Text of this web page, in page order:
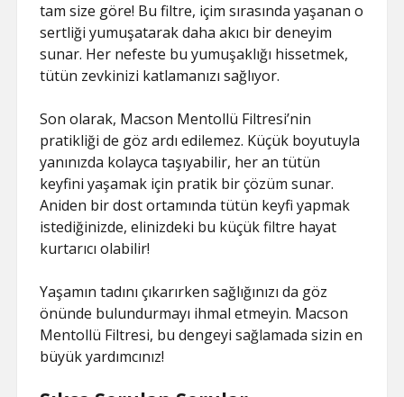
tam size göre! Bu filtre, içim sırasında yaşanan o
sertliği yumuşatarak daha akıcı bir deneyim
sunar. Her nefeste bu yumuşaklığı hissetmek,
tütün zevkinizi katlamanızı sağlıyor.
Son olarak, Macson Mentollü Filtresi’nin
pratikliği de göz ardı edilemez. Küçük boyutuyla
yanınızda kolayca taşıyabilir, her an tütün
keyfini yaşamak için pratik bir çözüm sunar.
Aniden bir dost ortamında tütün keyfi yapmak
istediğinizde, elinizdeki bu küçük filtre hayat
kurtarıcı olabilir!
Yaşamın tadını çıkarırken sağlığınızı da göz
önünde bulundurmayı ihmal etmeyin. Macson
Mentollü Filtresi, bu dengeyi sağlamada sizin en
büyük yardımcınız!